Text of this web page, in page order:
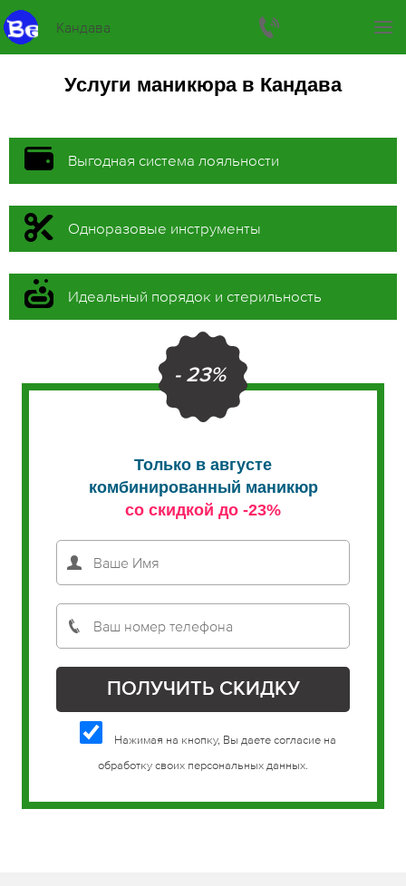
Кандава
Услуги маникюра в Кандава
Выгодная система лояльности
Одноразовые инструменты
Идеальный порядок и стерильность
- 23%
Только в августе
комбинированный маникюр
со скидкой до -23%
Нажимая на кнопку, Вы даете согласие на
обработку своих персональных данных.